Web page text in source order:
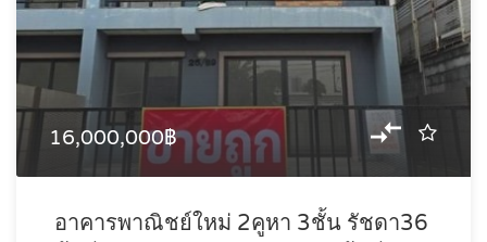
16,000,000฿
อาคารพาณิชย์ใหม่ 2คูหา 3ชั้น รัชดา36